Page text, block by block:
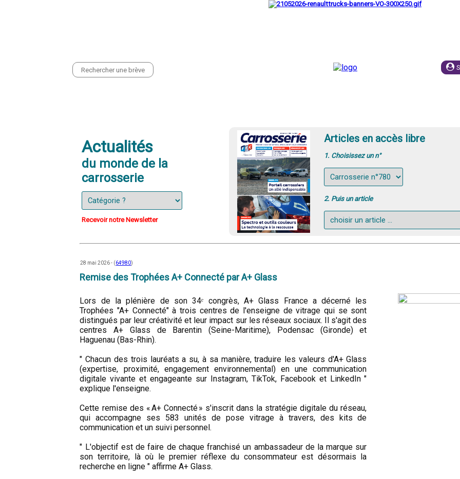
Actualités
du monde de la
carrosserie
Recevoir notre Newsletter
Articles en accès libre
1. Choisissez un n°
2. Puis un article
28 mai 2026 - (64980)
Remise des Trophées A+ Connecté par A+ Glass
Lors de la plénière de son 34ᵉ congrès, A+ Glass France a décerné les
Trophées "A+ Connecté" à trois centres de l'enseigne de vitrage qui se sont
distingués par leur créativité et leur impact sur les réseaux sociaux. Il s'agit des
centres A+ Glass de Barentin (Seine-Maritime), Podensac (Gironde) et
Haguenau (Bas-Rhin).
" Chacun des trois lauréats a su, à sa manière, traduire les valeurs d'A+ Glass
(expertise, proximité, engagement environnemental) en une communication
digitale vivante et engageante sur Instagram, TikTok, Facebook et LinkedIn "
explique l'enseigne.
Cette remise des « A+ Connecté » s'inscrit dans la stratégie digitale du réseau,
qui accompagne ses 583 unités de pose vitrage à travers, des kits de
communication et un suivi personnel.
" L'objectif est de faire de chaque franchisé un ambassadeur de la marque sur
son territoire, là où le premier réflexe du consommateur est désormais la
recherche en ligne " affirme A+ Glass.